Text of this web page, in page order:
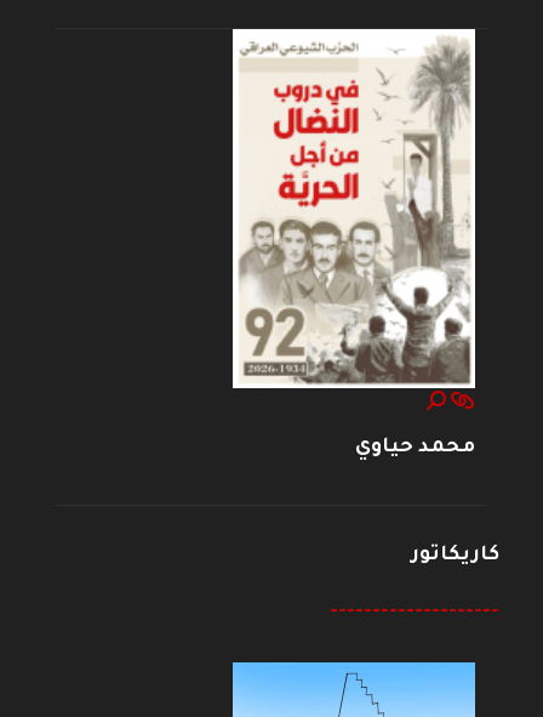
محمد حياوي
كاريكاتور
--------------------